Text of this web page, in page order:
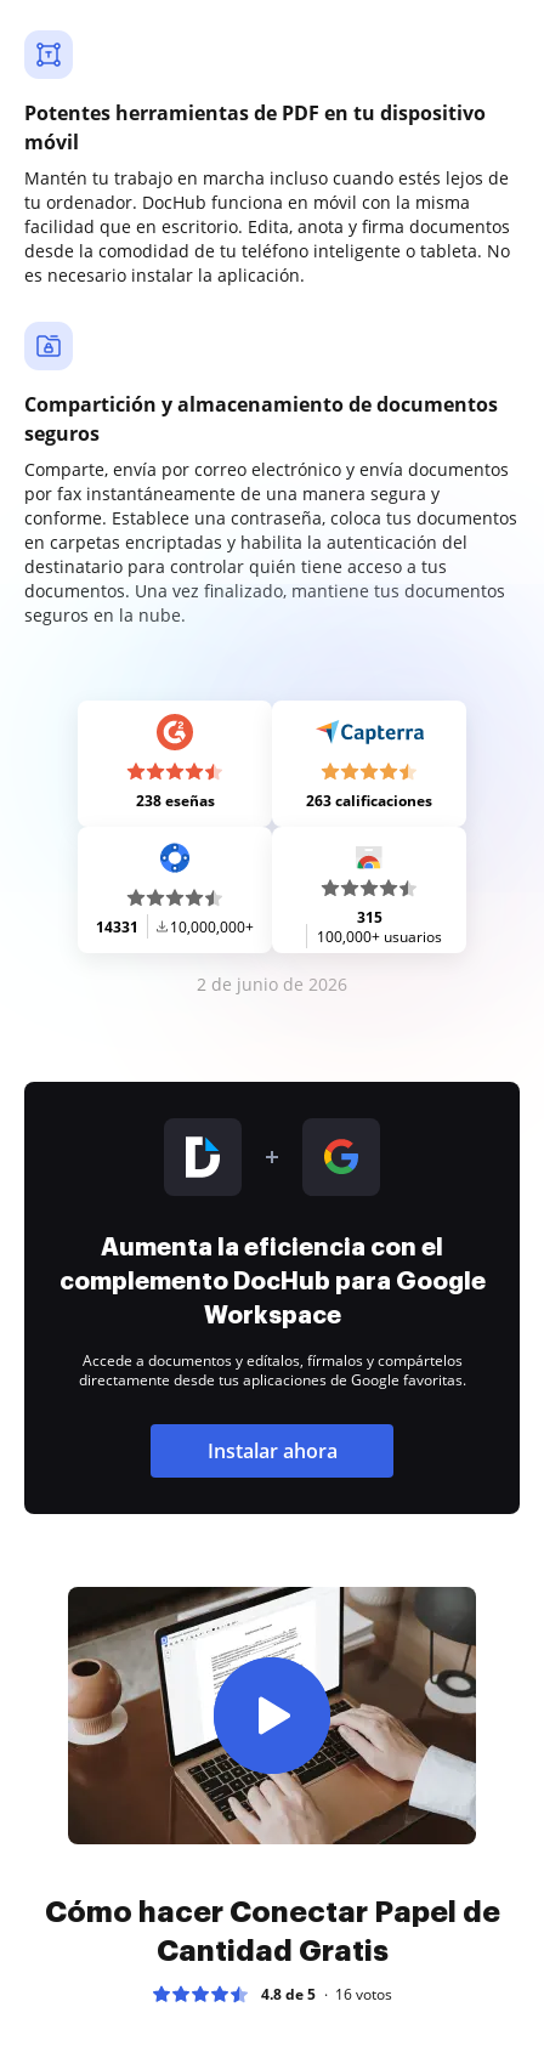
Potentes herramientas de PDF en tu dispositivo
móvil
Mantén tu trabajo en marcha incluso cuando estés lejos de
tu ordenador. DocHub funciona en móvil con la misma
facilidad que en escritorio. Edita, anota y firma documentos
desde la comodidad de tu teléfono inteligente o tableta. No
es necesario instalar la aplicación.
Compartición y almacenamiento de documentos
seguros
Comparte, envía por correo electrónico y envía documentos
por fax instantáneamente de una manera segura y
conforme. Establece una contraseña, coloca tus documentos
en carpetas encriptadas y habilita la autenticación del
destinatario para controlar quién tiene acceso a tus
documentos. Una vez finalizado, mantiene tus documentos
seguros en la nube.
238 eseñas 263 calificaciones
14331 10,000,000+
315
100,000+ usuarios
2 de junio de 2026
Aumenta la eficiencia con el
complemento DocHub para Google
Workspace
Accede a documentos y edítalos, fírmalos y compártelos
directamente desde tus aplicaciones de Google favoritas.
Instalar ahora
Cómo hacer Conectar Papel de
Cantidad Gratis
4.8 de 5 16votos